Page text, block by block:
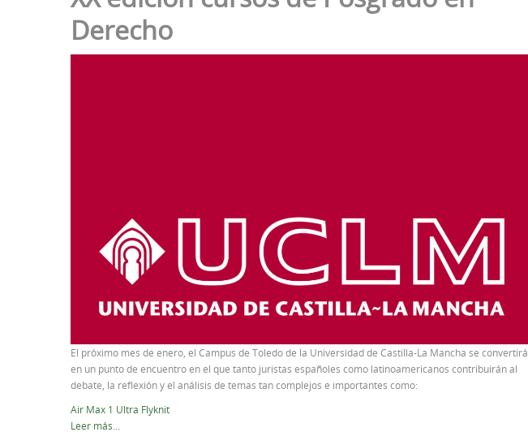
Derecho
El próximo mes de enero, el Campus de Toledo de la Universidad de Castilla-La Mancha se convertirá
en un punto de encuentro en el que tanto juristas españoles como latinoamericanos contribuirán al
debate, la reflexión y el análisis de temas tan complejos e importantes como:
Air Max 1 Ultra Flyknit
Leer más...